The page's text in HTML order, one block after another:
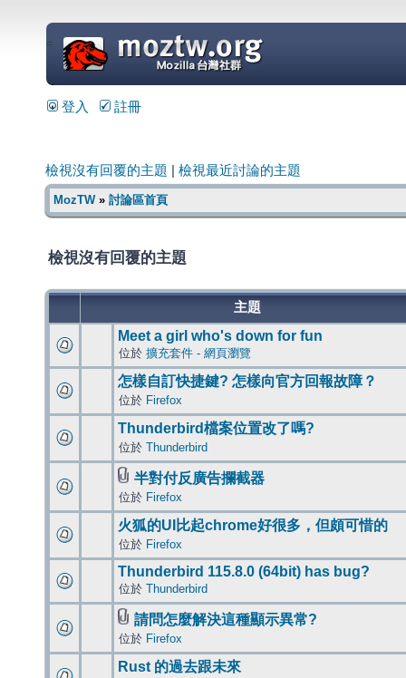
=
登入 註冊
檢視沒有回覆的主題 檢視最近討論的主題
MozTW» 討論區首頁
檢視沒有回覆的主題
主題
Meet a girl who's down for fun
位於 擴充套件 - 網頁瀏覽
怎樣自訂快捷鍵? 怎樣向官方回報故障？
位於 Firefox
Thunderbird檔案位置改了嗎?
位於 Thunderbird
半對付反廣告攔截器
位於 Firefox
火狐的UI比起chrome好很多，但頗可惜的
位於 Firefox
Thunderbird 115.8.0 (64bit) has bug?
位於 Thunderbird
請問怎麼解決這種顯示異常?
位於 Firefox
Rust 的過去跟未來